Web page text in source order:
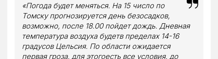
«Погода будет меняться. На 15 число по
Томску прогнозируется день безосадков,
возможно, после 18.00 пойдет дождь. Дневная
температура воздуха будетв пределах 14-16
градусов Цельсия. По области ожидается
первая гроза, для этогоесть все условия, до